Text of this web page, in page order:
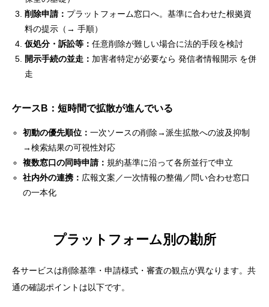
削除申請： プラットフォーム窓口へ。基準に合わせた根拠資
料の提示（→ 手順）
仮処分・訴訟等： 任意削除が難しい場合に法的手段を検討
開示手続の並走： 加害者特定が必要なら 発信者情報開示 を併
走
ケースB：短時間で拡散が進んでいる
初動の優先順位：一次ソースの削除→派生拡散への波及抑制
→検索結果の可視性対応
複数窓口の同時申請：規約基準に沿って各所並行で申立
社内外の連携： 広報文案／一次情報の整備／問い合わせ窓口
の一本化
プラットフォーム別の勘所
各サービスは削除基準・申請様式・審査の観点が異なります。共
通の確認ポイントは以下です。